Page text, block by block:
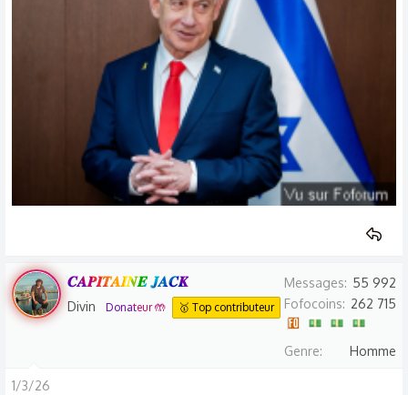
𝑪𝑨𝑷𝑰𝑻𝑨𝑰𝑵𝑬 𝑱𝑨𝑪𝑲
Divin Donateur 🤲 🥇 Top contributeur
Messages
55 992
Fofocoins
262 715
Genre Homme
1/3/26